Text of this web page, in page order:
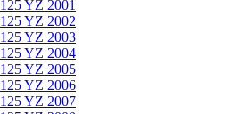
125 YZ 2001
125 YZ 2002
125 YZ 2003
125 YZ 2004
125 YZ 2005
125 YZ 2006
125 YZ 2007